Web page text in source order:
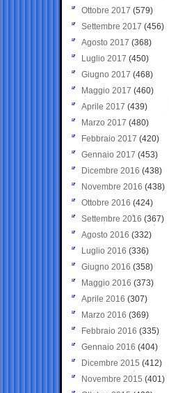
Ottobre 2017 (579)
Settembre 2017 (456)
Agosto 2017 (368)
Luglio 2017 (450)
Giugno 2017 (468)
Maggio 2017 (460)
Aprile 2017 (439)
Marzo 2017 (480)
Febbraio 2017 (420)
Gennaio 2017 (453)
Dicembre 2016 (438)
Novembre 2016 (438)
Ottobre 2016 (424)
Settembre 2016 (367)
Agosto 2016 (332)
Luglio 2016 (336)
Giugno 2016 (358)
Maggio 2016 (373)
Aprile 2016 (307)
Marzo 2016 (369)
Febbraio 2016 (335)
Gennaio 2016 (404)
Dicembre 2015 (412)
Novembre 2015 (401)